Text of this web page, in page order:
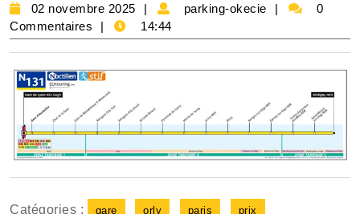
02 novembre 2025
02
novembre
2025
parking-okecie
parking-
0
Commentaires
14:44
Catégories : gare orly paris prix